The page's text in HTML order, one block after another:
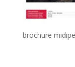
brochure